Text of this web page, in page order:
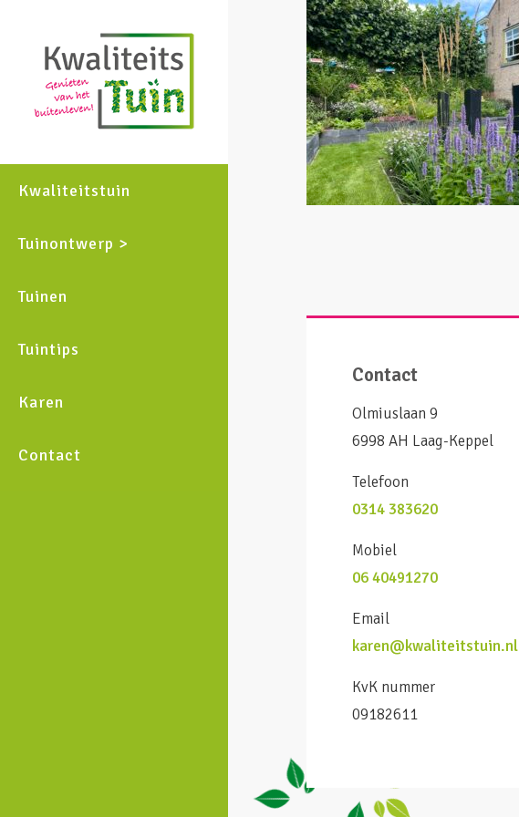
Kwaliteitstuin
Tuinontwerp >
Tuinen
Tuintips
Karen
Contact
Contact
Olmiuslaan 9
6998 AH Laag-Keppel
Telefoon
0314 383620
Mobiel
06 40491270
Email
karen@kwaliteitstuin.nl
KvK nummer
09182611